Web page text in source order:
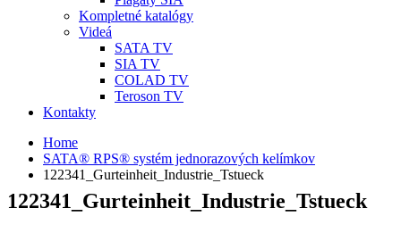
Kompletné katalógy
Videá
SATA TV
SIA TV
COLAD TV
Teroson TV
Kontakty
Home
SATA® RPS® systém jednorazových kelímkov
122341_Gurteinheit_Industrie_Tstueck
122341_Gurteinheit_Industrie_Tstueck